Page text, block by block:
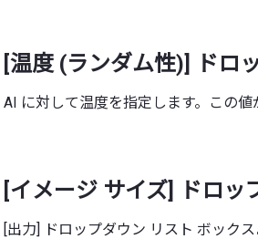
[温度 (ランダム性)] ドロ
AI に対して温度を指定します。この値
[イメージ サイズ] ドロッ
[出力] ドロップダウン リスト ボック